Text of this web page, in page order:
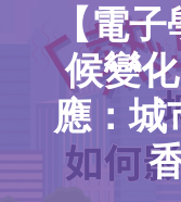
學界課程
天文館
博物天地
比賽/專題計劃
聯絡我們
【電
候變
應：城